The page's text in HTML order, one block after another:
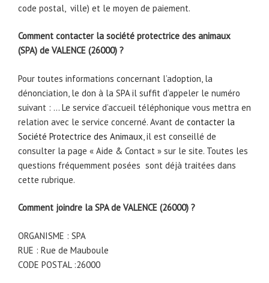
code postal, ville) et le moyen de paiement.
Comment contacter la société protectrice des animaux
(SPA) de VALENCE (26000) ?
Pour toutes informations concernant l’adoption, la
dénonciation, le don à la SPA il suffit d’appeler le numéro
suivant : … Le service d’accueil téléphonique vous mettra en
relation avec le service concerné. Avant de contacter la
Société Protectrice des Animaux, il est conseillé de
consulter la page « Aide & Contact » sur le site. Toutes les
questions fréquemment posées sont déjà traitées dans
cette rubrique.
Comment joindre la SPA de VALENCE (26000) ?
ORGANISME : SPA
RUE : Rue de Mauboule
CODE POSTAL :26000